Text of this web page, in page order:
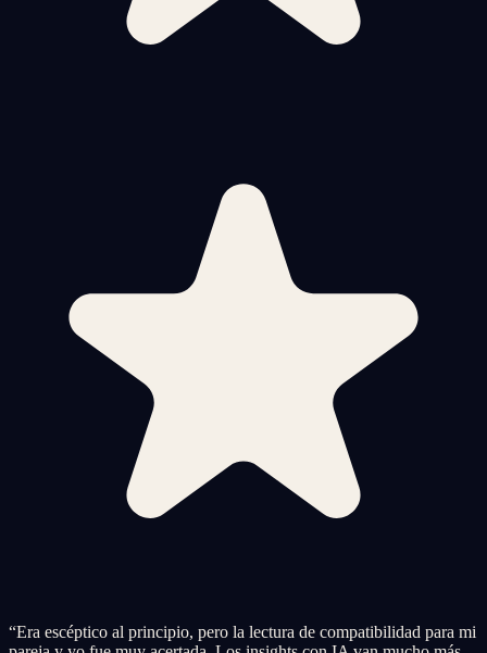
“Era escéptico al principio, pero la lectura de compatibilidad para mi